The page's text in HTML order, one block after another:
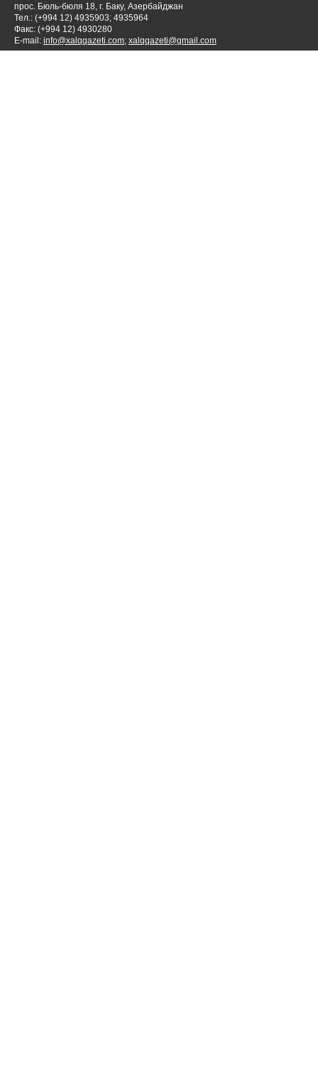
прос. Бюль-бюля 18, г. Баку, Азербайджан
Тел.: (+994 12) 4935903; 4935964
Факс: (+994 12) 4930280
E-mail: info@xalqqazeti.com; xalqqazeti@gmail.com